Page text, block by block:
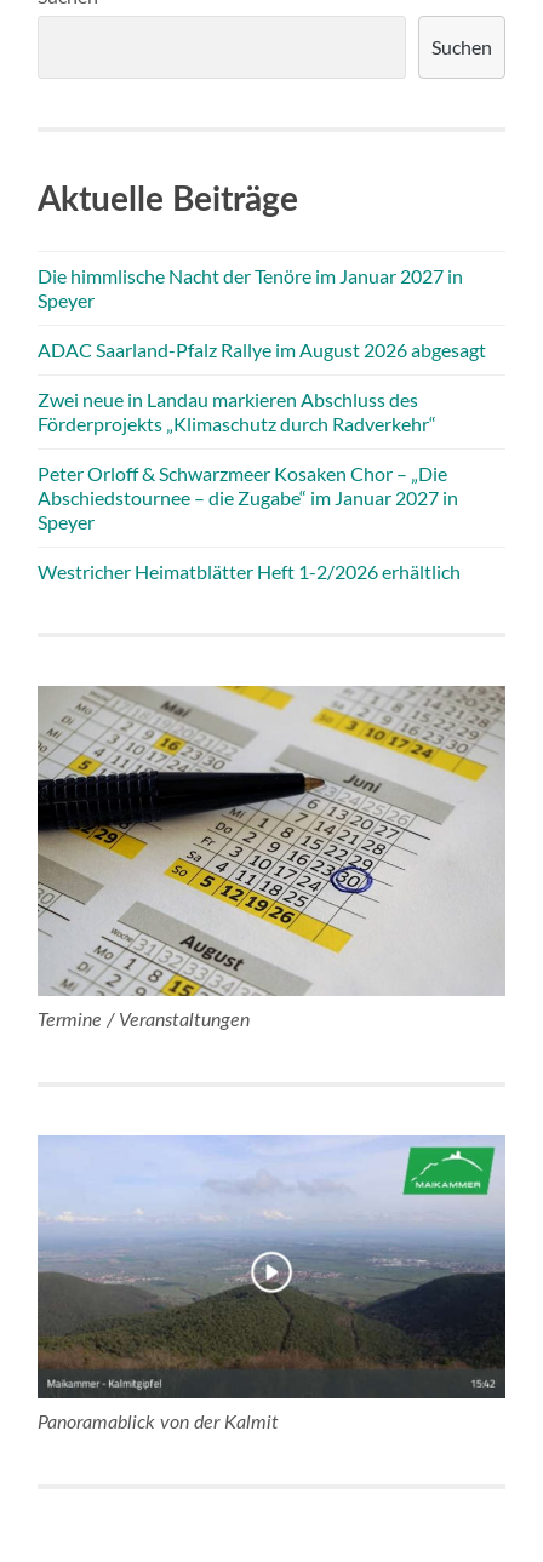
Suchen
Aktuelle Beiträge
Die himmlische Nacht der Tenöre im Januar 2027 in
Speyer
ADAC Saarland-Pfalz Rallye im August 2026 abgesagt
Zwei neue in Landau markieren Abschluss des
Förderprojekts „Klimaschutz durch Radverkehr“
Peter Orloff & Schwarzmeer Kosaken Chor – „Die
Abschiedstournee – die Zugabe“ im Januar 2027 in
Speyer
Westricher Heimatblätter Heft 1-2/2026 erhältlich
Termine / Veranstaltungen
Panoramablick von der Kalmit